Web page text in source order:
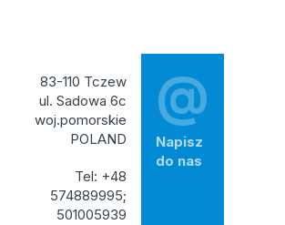
83-110 Tczew
ul. Sadowa 6c
woj.pomorskie
POLAND
Tel: +48
574889995;
501005939
@
Napisz
do nas